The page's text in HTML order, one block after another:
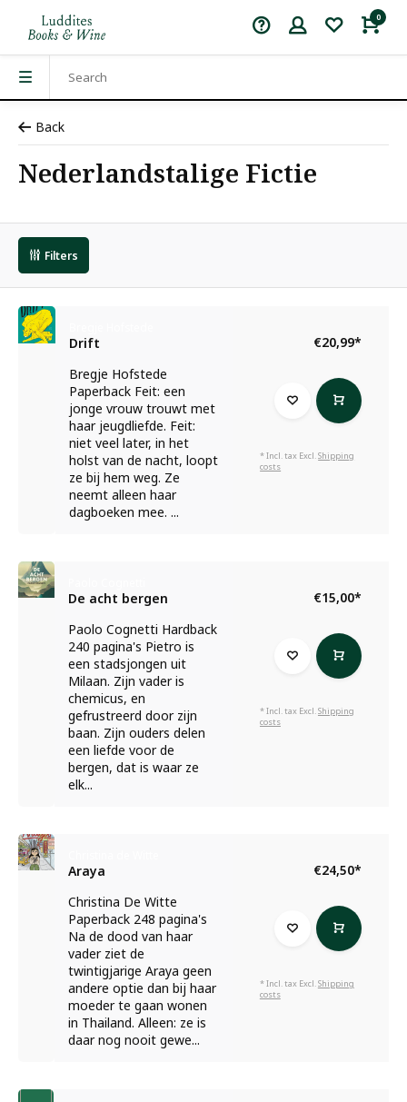
0
Back
Nederlandstalige Fictie
Filters
Drift
Bregje Hofstede
Paperback Feit: een
jonge vrouw trouwt met
haar jeugdliefde. Feit:
niet veel later, in het
holst van de nacht, loopt
ze bij hem weg. Ze
neemt alleen haar
dagboeken mee. ...
€20,99*
* Incl. tax Excl.Shipping
costs
De acht bergen
Paolo Cognetti Hardback
240 pagina's Pietro is
een stadsjongen uit
Milaan. Zijn vader is
chemicus, en
gefrustreerd door zijn
baan. Zijn ouders delen
een liefde voor de
bergen, dat is waar ze
elk...
€15,00*
* Incl. tax Excl.Shipping
costs
Araya
Christina De Witte
Paperback 248 pagina's
Na de dood van haar
vader ziet de
twintigjarige Araya geen
andere optie dan bij haar
moeder te gaan wonen
in Thailand. Alleen: ze is
daar nog nooit gewe...
€24,50*
* Incl. tax Excl.Shipping
costs